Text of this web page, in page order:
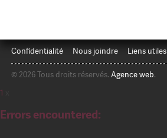
Confidentialité Nous joindre Liens utiles
© 2026 Tous droits réservés. Agence web.
1
Errors encountered: